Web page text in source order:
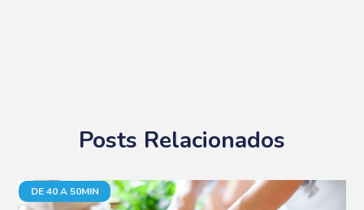
Posts Relacionados
DE 40 A 50MIN